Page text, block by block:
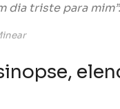
dia triste para mim”.